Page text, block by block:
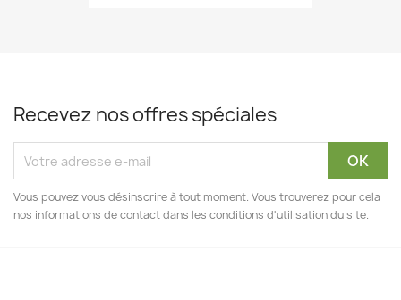
Recevez nos offres spéciales
Vous pouvez vous désinscrire à tout moment. Vous trouverez pour cela
nos informations de contact dans les conditions d'utilisation du site.